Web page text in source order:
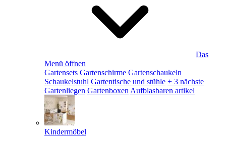
Das
Menü öffnen
Gartensets Gartenschirme Gartenschaukeln
Schaukelstuhl Gartentische und stühle + 3 nächste
Gartenliegen Gartenboxen Aufblasbaren artikel
Kindermöbel